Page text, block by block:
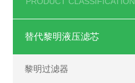
替代黎明液压滤芯
黎明过滤器